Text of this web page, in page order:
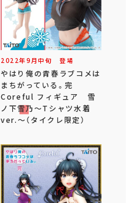
2022年9 月中旬 登場
やはり俺の青春ラブコメは
まちがっている。完
Coreful フィギュア 雪
ノ下雪乃～Tシャツ水着
ver.～（タイクレ限定）